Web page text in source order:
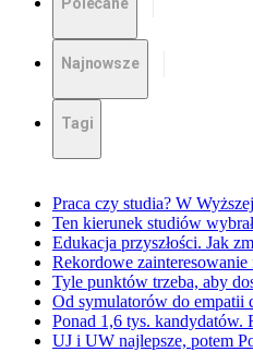
Najnowsze
Tagi
Praca czy studia? W
Ten kierunek studiów
Edukacja przyszłości. Jak
Rekordowe
Tyle punktów trzeba, aby
Od symulatorów do empatii
Ponad 1,6 tys.
UJ i UW najlepsze, potem